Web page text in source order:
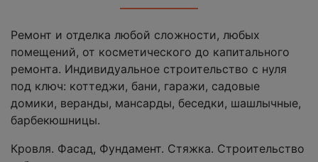
Ремонт и отделка любой сложности, любых
помещений, от косметического до капитального
ремонта. Индивидуальное строительство с нуля
под ключ: коттеджи, бани, гаражи, садовые
домики, веранды, мансарды, беседки, шашлычные,
барбекюшницы.
Кровля. Фасад, Фундамент. Стяжка. Строительство